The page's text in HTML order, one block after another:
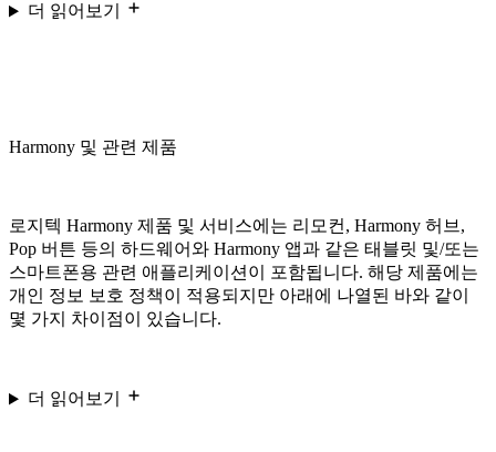
더 읽어보기
Harmony 및 관련 제품
로지텍 Harmony 제품 및 서비스에는 리모컨, Harmony 허브,
Pop 버튼 등의 하드웨어와 Harmony 앱과 같은 태블릿 및/또는
스마트폰용 관련 애플리케이션이 포함됩니다. 해당 제품에는
개인 정보 보호 정책이 적용되지만 아래에 나열된 바와 같이
몇 가지 차이점이 있습니다.
더 읽어보기